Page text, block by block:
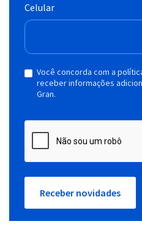
Celular
Você concorda com a
receber informações
Gran.
Receber novidades